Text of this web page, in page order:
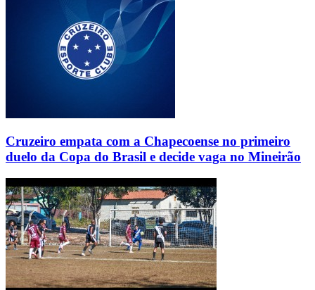
Cruzeiro empata com a Chapecoense no primeiro
duelo da Copa do Brasil e decide vaga no Mineirão